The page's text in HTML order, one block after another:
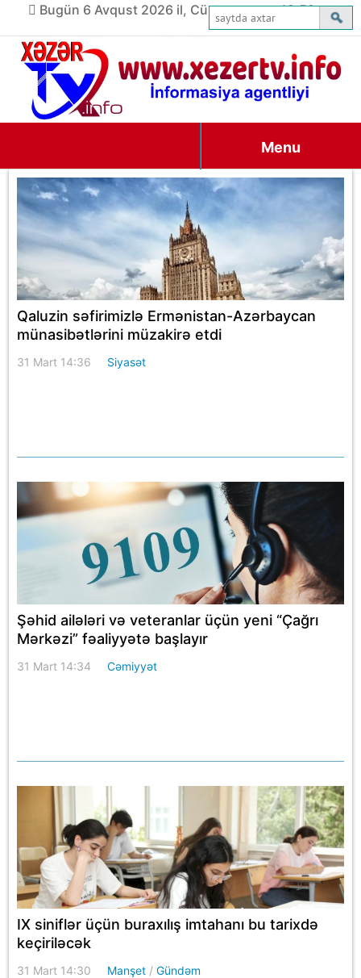
Bugün 6 Avqust 2026 il, Cümə axşamı, 19:59
Menu
Qaluzin səfirimizlə Ermənistan-Azərbaycan
münasibətlərini müzakirə etdi
31 Mart 14:36 Siyasət
Şəhid ailələri və veteranlar üçün yeni “Çağrı
Mərkəzi” fəaliyyətə başlayır
31 Mart 14:34 Cəmiyyət
IX siniflər üçün buraxılış imtahanı bu tarixdə
keçiriləcək
31 Mart 14:30 Manşet /Gündəm